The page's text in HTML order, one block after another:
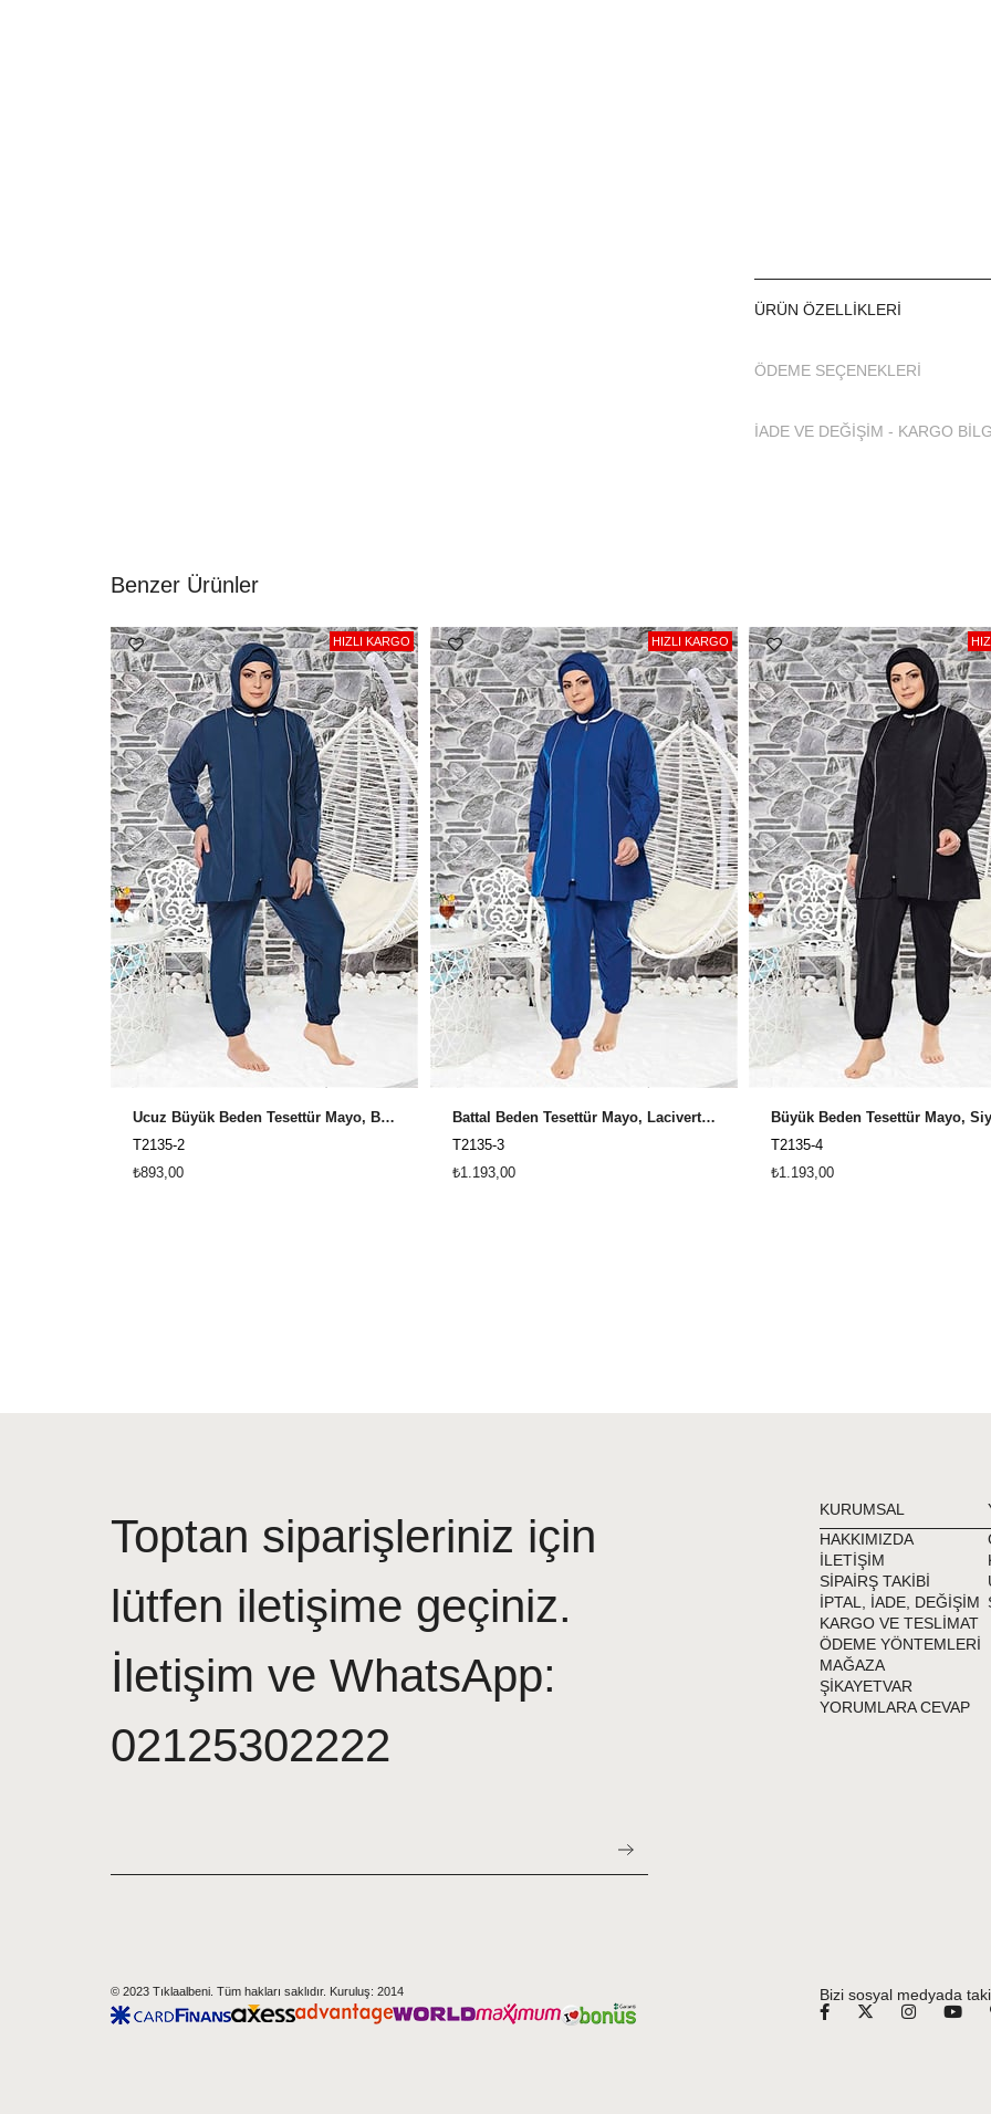
seçiminizi yaparken
üretilmiştir. Tesettür
maddelerinden arındırınız.
güneş almayan yerde
Dijital baskılı tesettür
mayolarınızda az da olsa
durulamazsanız kumaş
Denizde ve havuzda
durulayınız.
Tesettür Mayo mayonuzu
çıkan yıkama talimatını
Kumaş ve Kullanım
ürününe özel kumaşı bilgi
ÜRÜN ÖZELLIKLERI
ÖDEME SEÇENEKLERI
İADE VE DEĞİŞİM - KARGO
Benzer Ürünler
Ucuz Büyük Beden Tesettür Mayo, Battal Tam Kapalı Mayo, 5XL Kapalı Mayo
T2135-2
₺893,00
HIZLI KARGO
Battal Beden Tesettür Mayo, Lacivert Tam Kapalı Tesettür Mayo T2135
T2135-3
₺1.193,00
HIZLI KARGO
T2135-4
₺1.193,00
Toptan siparişleriniz için
lütfen iletişime geçiniz.
İletişim ve WhatsApp:
02125302222
KURUMSAL
HAKKIMIZDA
İLETİŞİM
SİPAİRŞ TAKİBİ
İPTAL, İADE, DEĞİŞİM
KARGO VE TESLİMAT
ÖDEME YÖNTEMLERİ
MAĞAZA
ŞİKAYETVAR
YORUMLARA CEVAP
© 2023 Tıklaalbeni. Tüm hakları saklıdır. Kuruluş: 2014 Bizi sosyal medyada